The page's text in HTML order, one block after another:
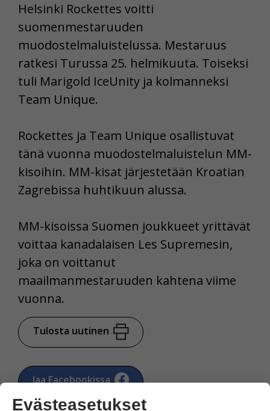
Helsinki Rockettes voitti
suomenmestaruuden
muodostelmaluistelussa. Mestaruus
ratkesi Turussa 25. helmikuuta. Toiseksi
tuli Marigold IceUnity ja kolmanneksi
Team Unique.
Rockettes ja Team Unique osallistuvat
tänä vuonna muodostelmaluistelun MM-
kisoihin. MM-kisat järjestetään Kroatian
Zagrebissa huhtikuun alussa.
MM-kisoissa Suomen joukkueet yrittävät
voittaa kanadalaisen Les Supremesin,
joka on voittanut
maailmanmestaruuden kahtena viime
vuonna.
Tulosta uutinen
Jaa Facebookissa
Evästeasetukset